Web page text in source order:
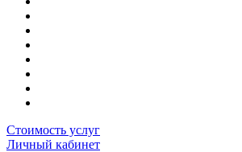
Стоимость услуг
Личный кабинет